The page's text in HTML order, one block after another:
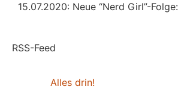
15.07.2020: Neue “Nerd Girl”-Folge:
RSS-Feed
Alles drin!